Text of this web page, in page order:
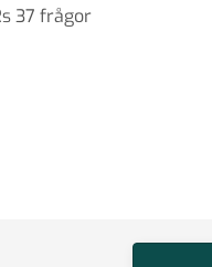
37 frågor